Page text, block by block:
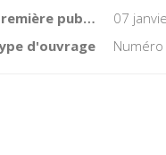
Date de première publication du titre
07
d'ouvrage